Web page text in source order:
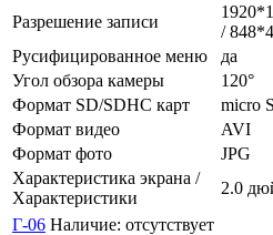
Разрешение записи
/
Русифицированное меню
да
Угол обзора камеры
120°
Формат SD/SDHC карт
micro
Формат видео
AVI
Формат фото
JPG
Характеристика экрана /
Характеристики
2.0
Г-06 Наличие: отсутствует